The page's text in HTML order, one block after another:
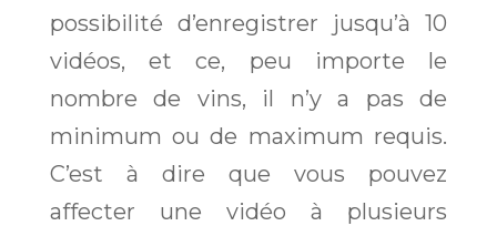
possibilité d’enregistrer jusqu’à 10
vidéos, et ce, peu importe le
nombre de vins, il n’y a pas de
minimum ou de maximum requis.
C’est à dire que vous pouvez
affecter une vidéo à plusieurs